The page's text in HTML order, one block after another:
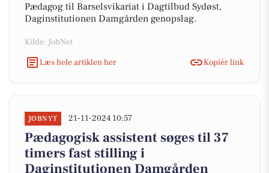
Pædagog til Barselsvikariat i Dagtilbud Sydøst,
Daginstitutionen Damgården genopslag.
Kilde: JobNet
Læs hele artiklen her
Kopiér link
JOBNYT 21-11-2024 10:57
Pædagogisk assistent søges til 37
timers fast stilling i
Daginstitutionen Damgården